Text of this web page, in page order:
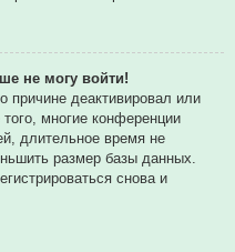
не могу войти!
причине деактивировал или
многие конференции
длительное время не
размер базы данных.
снова и